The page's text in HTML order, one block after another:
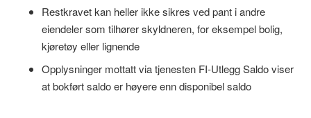
Restkravet kan heller ikke sikres ved pant i andre
eiendeler som tilhører skyldneren, for eksempel bolig,
kjøretøy eller lignende
Opplysninger mottatt via tjenesten FI‑Utlegg Saldo viser
at bokført saldo er høyere enn disponibel saldo